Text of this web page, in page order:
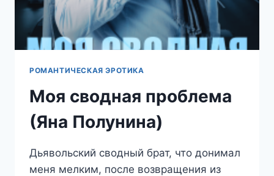
РОМАНТИЧЕСКАЯ ЭРОТИКА
Моя сводная проблема
(Яна Полунина)
Дьявольский сводный брат, что донимал
меня мелким, после возвращения из